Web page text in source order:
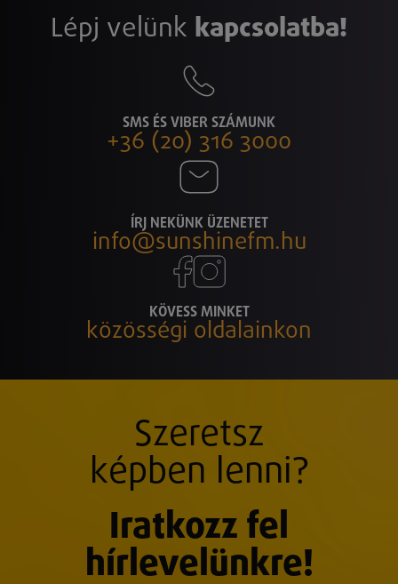
Lépj velünk kapcsolatba!
SMS ÉS VIBER SZÁMUNK
+36 (20) 316 3000
ÍRJ NEKÜNK ÜZENETET
info@sunshinefm.hu
KÖVESS MINKET
közösségi oldalainkon
Szeretsz
képben lenni?
Iratkozz fel
hírlevelünkre!